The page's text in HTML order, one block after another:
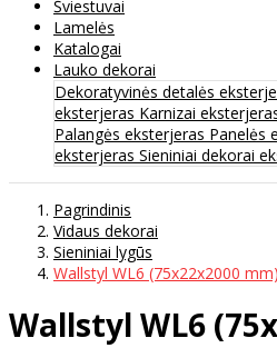
Šviestuvai
Lamelės
Katalogai
Lauko dekorai
Dekoratyvinės detalės
eksterjeras Karnizai
Palangės eksterjeras Panelės
eksterjeras Sieniniai dekorai
Pagrindinis
Vidaus dekorai
Sieniniai lygūs
Wallstyl WL6 (75x22x2000 mm)
Wallstyl WL6